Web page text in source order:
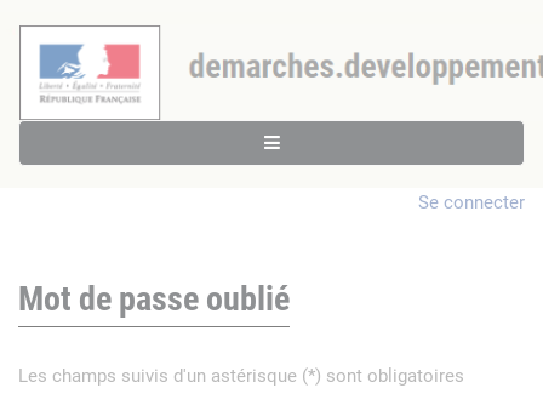
Se connecter
Mot de passe oublié
Les champs suivis d'un astérisque (*) sont obligatoires